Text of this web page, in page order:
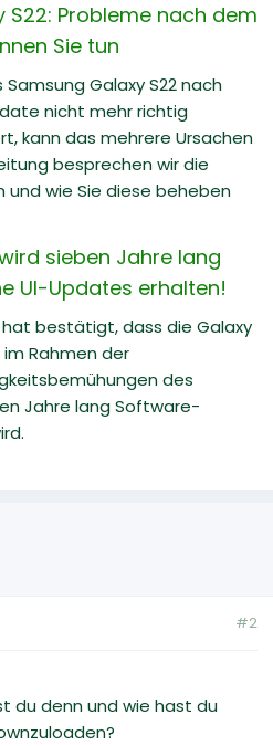
S22: Probleme nach dem
Sie tun
Samsung Galaxy S22 nach
nicht mehr richtig
kann das mehrere Ursachen
besprechen wir die
und wie Sie diese beheben
sieben Jahre lang
UI-Updates erhalten!
bestätigt, dass die Galaxy
im Rahmen der
des
Jahre lang Software-
#2
du denn und wie hast du